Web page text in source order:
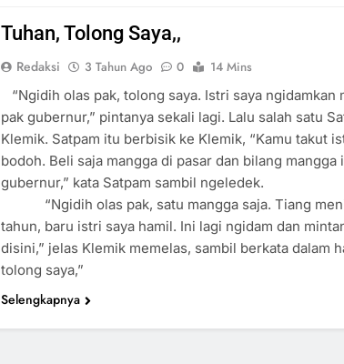
Tuhan, Tolong Saya,,
Redaksi 3 Tahun Ago 0
14 Mins
“Ngidih olas pak, tolong saya. Istri saya ngidamkan
pak gubernur,” pintanya sekali lagi. Lalu salah satu
Klemik. Satpam itu berbisik ke Klemik, “Kamu takut
bodoh. Beli saja mangga di pasar dan bilang mangga
gubernur,” kata Satpam sambil ngeledek.
“Ngidih olas pak, satu mangga saja. Tiang
tahun, baru istri saya hamil. Ini lagi ngidam dan
disini,” jelas Klemik memelas, sambil berkata dalam
tolong saya,”
Selengkapnya